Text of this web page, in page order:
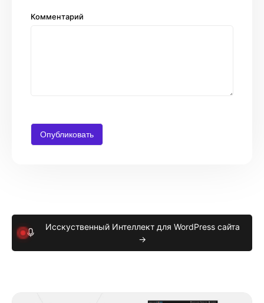
Комментарий
Исскуственный Интеллект для WordPress сайта
→